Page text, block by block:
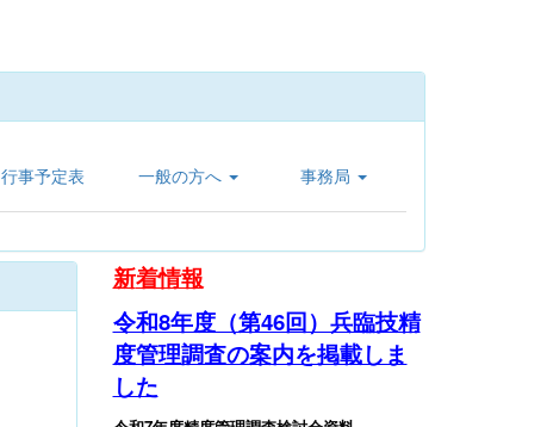
行事予定表 一般の方へ 事務局
新着情報
令和8年度（第46回）兵臨技精
度管理調査の案内を掲載しま
した